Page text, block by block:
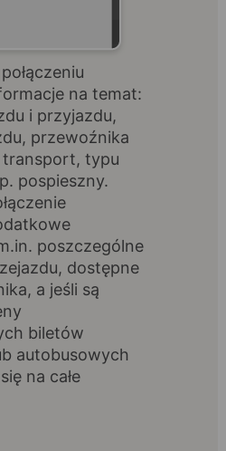
na temat:
i przyjazdu,
przewoźnika
transport, typu
pospieszny.
poszczególne
dostępne
a jeśli są
biletów
autobusowych
na całe